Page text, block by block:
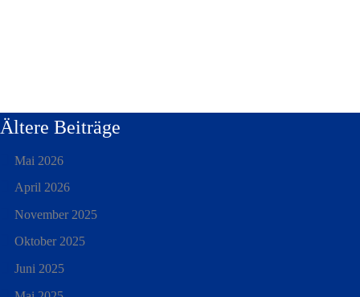
Ältere Beiträge
Mai 2026
April 2026
November 2025
Oktober 2025
Juni 2025